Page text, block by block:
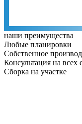
наши преимущества
Любые планировки
Собственное
Консультация на всех
Сборка на участке